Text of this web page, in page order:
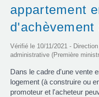
appartement
d'achèvement
Vérifié le 10/11/2021 -
administrative (Première
Dans le cadre d'une vente
logement (à construire ou
promoteur et l'acheteur